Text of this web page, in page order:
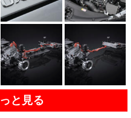
と見る